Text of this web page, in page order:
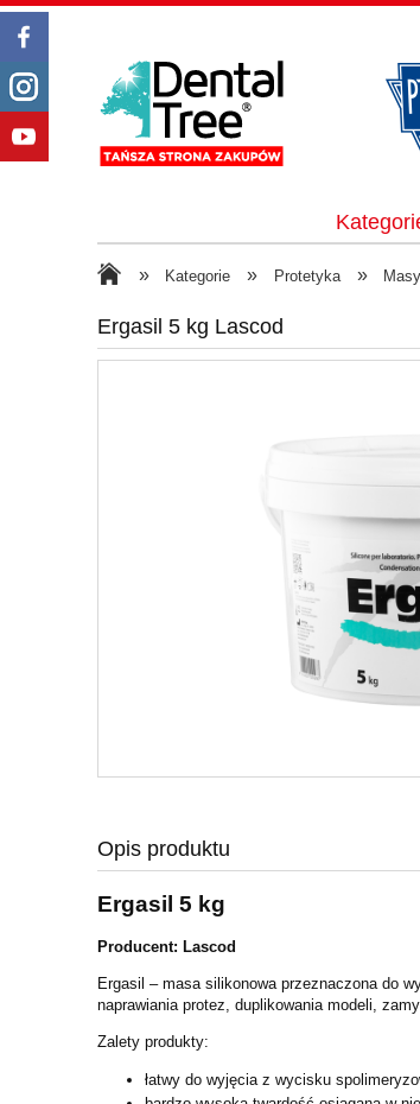
» Kategorie » Protetyka »
Ergasil 5 kg Lascod
Opis produktu
Ergasil 5 kg
Producent: Lascod
Ergasil – masa silikonowa przeznaczona do
naprawiania protez, duplikowania modeli,
Zalety produkty:
łatwy do wyjęcia z wycisku